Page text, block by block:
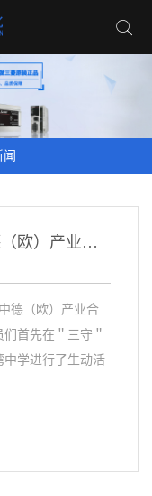
我司领导参加2016宝安区中德（欧）产业合作总裁班培训
德（欧）产业合
首先在＂三守＂
中学进行了生动活